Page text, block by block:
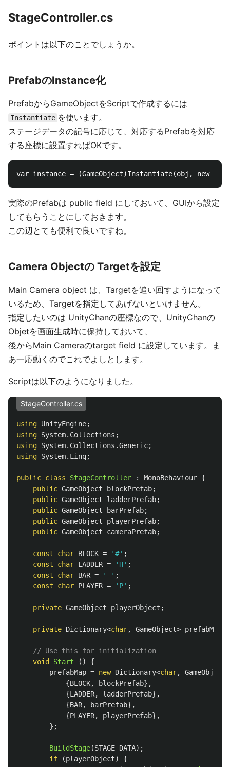
StageController.cs
ポイントは以下のことでしょうか。
PrefabのInstance化
PrefabからGameObjectをScriptで作成するには
Instantiate を使います。
ステージデータの記号に応じて、対応するPrefabを対応
する座標に設置すればOKです。
実際のPrefabは public field にしておいて、GUIから設定
してもらうことにしておきます。
この辺とても便利で良いですね。
Camera Objectの Targetを設定
Main Camera object は、Targetを追い回すようになって
いるため、Targetを指定してあげないといけません。
指定したいのは UnityChanの座標なので、UnityChanの
Objetを画面生成時に保持しておいて、
後からMain Cameraのtarget field に設定しています。ま
あ一応動くのでこれでよしとします。
Scriptは以下のようになりました。
StageController.cs
using UnityEngine;
using System.Collections ;
using System.Collections.Generic;
using System.Linq;
public class StageController : MonoBehaviour {
public GameObject blockPrefab;
public GameObject ladderPrefab;
public GameObject barPrefab;
public GameObject playerPrefab;
public GameObject cameraPrefab;
const char BLOCK = '#' ;
const
char LADDER = 'H' ;
const
char BAR = '-' ;
const
char PLAYER = 'P' ;
private GameObject playerObject ;
private Dictionary<char, GameObject> prefabMap
// Use this for initialization
void
Start ()
{
prefabMap = new Dictionary<char, GameObject
{BLOCK, blockPrefab},
{LADDER, ladderPrefab},
{BAR, barPrefab},
{PLAYER, playerPrefab},
};
BuildStage(STAGE_DATA);
if
(playerObject)
{